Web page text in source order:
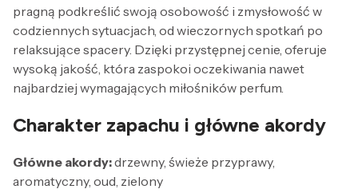
pragną podkreślić swoją osobowość i zmysłowość w
codziennych sytuacjach, od wieczornych spotkań po
relaksujące spacery. Dzięki przystępnej cenie, oferuje
wysoką jakość, która zaspokoi oczekiwania nawet
najbardziej wymagających miłośników perfum.
Charakter zapachu i główne akordy
Główne akordy:drzewny, świeże przyprawy,
aromatyczny, oud, zielony